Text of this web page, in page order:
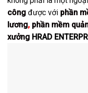
công được với phần
lương, phần mềm
xưởng HRAD